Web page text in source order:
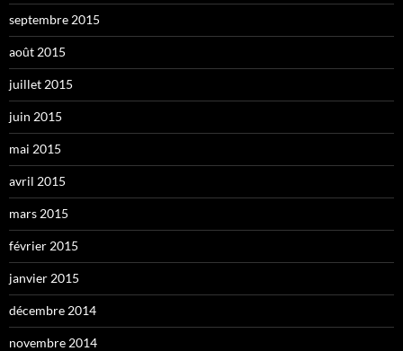
septembre 2015
août 2015
juillet 2015
juin 2015
mai 2015
avril 2015
mars 2015
février 2015
janvier 2015
décembre 2014
novembre 2014